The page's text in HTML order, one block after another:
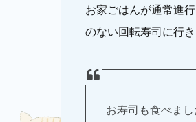
お家ごはんが通常進
のない回転寿司に行き
お寿司も食べま